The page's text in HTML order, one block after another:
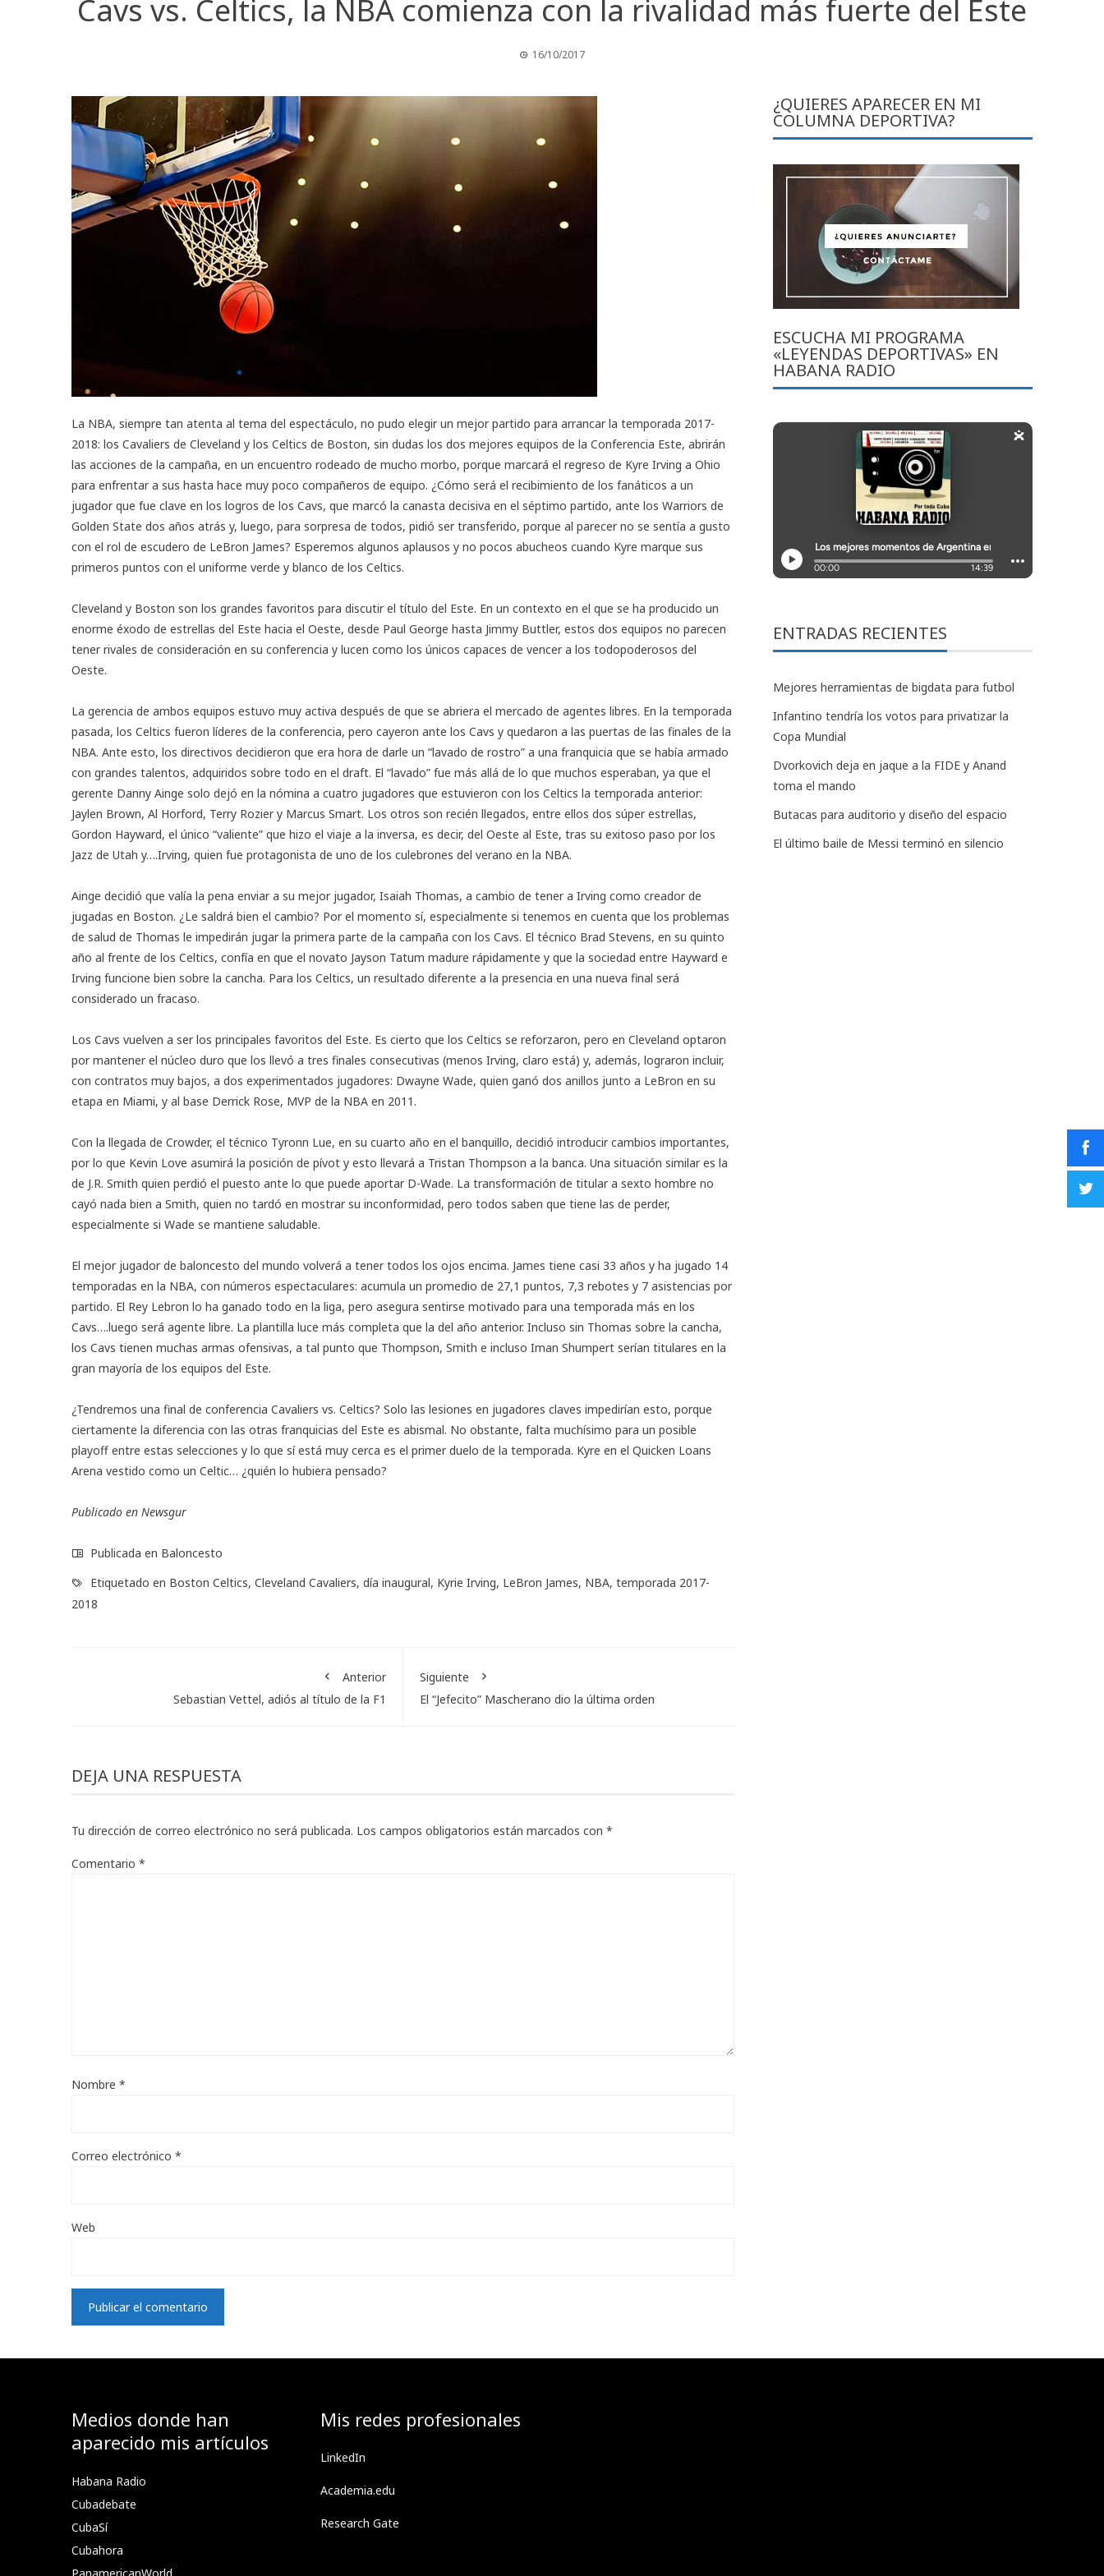
Cavs vs. Celtics, la NBA comienza con la rivalidad más fuerte del Este
16/10/2017
La NBA, siempre tan atenta al tema del espectáculo, no pudo elegir un mejor partido para arrancar la temporada 2017-
2018: los Cavaliers de Cleveland y los Celtics de Boston, sin dudas los dos mejores equipos de la Conferencia Este, abrirán
las acciones de la campaña, en un encuentro rodeado de mucho morbo, porque marcará el regreso de Kyre Irving a Ohio
para enfrentar a sus hasta hace muy poco compañeros de equipo. ¿Cómo será el recibimiento de los fanáticos a un
jugador que fue clave en los logros de los Cavs, que marcó la canasta decisiva en el séptimo partido, ante los Warriors de
Golden State dos años atrás y, luego, para sorpresa de todos, pidió ser transferido, porque al parecer no se sentía a gusto
con el rol de escudero de LeBron James? Esperemos algunos aplausos y no pocos abucheos cuando Kyre marque sus
primeros puntos con el uniforme verde y blanco de los Celtics.
Cleveland y Boston son los grandes favoritos para discutir el título del Este. En un contexto en el que se ha producido un
enorme éxodo de estrellas del Este hacia el Oeste, desde Paul George hasta Jimmy Buttler, estos dos equipos no parecen
tener rivales de consideración en su conferencia y lucen como los únicos capaces de vencer a los todopoderosos del
Oeste.
La gerencia de ambos equipos estuvo muy activa después de que se abriera el mercado de agentes libres. En la temporada
pasada, los Celtics fueron líderes de la conferencia, pero cayeron ante los Cavs y quedaron a las puertas de las finales de la
NBA. Ante esto, los directivos decidieron que era hora de darle un “lavado de rostro” a una franquicia que se había armado
con grandes talentos, adquiridos sobre todo en el draft. El “lavado” fue más allá de lo que muchos esperaban, ya que el
gerente Danny Ainge solo dejó en la nómina a cuatro jugadores que estuvieron con los Celtics la temporada anterior:
Jaylen Brown, Al Horford, Terry Rozier y Marcus Smart. Los otros son recién llegados, entre ellos dos súper estrellas,
Gordon Hayward, el único “valiente” que hizo el viaje a la inversa, es decir, del Oeste al Este, tras su exitoso paso por los
Jazz de Utah y….Irving, quien fue protagonista de uno de los culebrones del verano en la NBA.
Ainge decidió que valía la pena enviar a su mejor jugador, Isaiah Thomas, a cambio de tener a Irving como creador de
jugadas en Boston. ¿Le saldrá bien el cambio? Por el momento sí, especialmente si tenemos en cuenta que los problemas
de salud de Thomas le impedirán jugar la primera parte de la campaña con los Cavs. El técnico Brad Stevens, en su quinto
año al frente de los Celtics, confía en que el novato Jayson Tatum madure rápidamente y que la sociedad entre Hayward e
Irving funcione bien sobre la cancha. Para los Celtics, un resultado diferente a la presencia en una nueva final será
considerado un fracaso.
Los Cavs vuelven a ser los principales favoritos del Este. Es cierto que los Celtics se reforzaron, pero en Cleveland optaron
por mantener el núcleo duro que los llevó a tres finales consecutivas (menos Irving, claro está) y, además, lograron incluir,
con contratos muy bajos, a dos experimentados jugadores: Dwayne Wade, quien ganó dos anillos junto a LeBron en su
etapa en Miami, y al base Derrick Rose, MVP de la NBA en 2011.
Con la llegada de Crowder, el técnico Tyronn Lue, en su cuarto año en el banquillo, decidió introducir cambios importantes,
por lo que Kevin Love asumirá la posición de pívot y esto llevará a Tristan Thompson a la banca. Una situación similar es la
de J.R. Smith quien perdió el puesto ante lo que puede aportar D-Wade. La transformación de titular a sexto hombre no
cayó nada bien a Smith, quien no tardó en mostrar su inconformidad, pero todos saben que tiene las de perder,
especialmente si Wade se mantiene saludable.
El mejor jugador de baloncesto del mundo volverá a tener todos los ojos encima. James tiene casi 33 años y ha jugado 14
temporadas en la NBA, con números espectaculares: acumula un promedio de 27,1 puntos, 7,3 rebotes y 7 asistencias por
partido. El Rey Lebron lo ha ganado todo en la liga, pero asegura sentirse motivado para una temporada más en los
Cavs….luego será agente libre. La plantilla luce más completa que la del año anterior. Incluso sin Thomas sobre la cancha,
los Cavs tienen muchas armas ofensivas, a tal punto que Thompson, Smith e incluso Iman Shumpert serían titulares en la
gran mayoría de los equipos del Este.
¿Tendremos una final de conferencia Cavaliers vs. Celtics? Solo las lesiones en jugadores claves impedirían esto, porque
ciertamente la diferencia con las otras franquicias del Este es abismal. No obstante, falta muchísimo para un posible
playoff entre estas selecciones y lo que sí está muy cerca es el primer duelo de la temporada. Kyre en el Quicken Loans
Arena vestido como un Celtic… ¿quién lo hubiera pensado?
Publicado en Newsgur
Publicada en Baloncesto
Etiquetado en Boston Celtics, Cleveland Cavaliers, día inaugural, Kyrie Irving, LeBron James, NBA, temporada 2017-
2018
Anterior
Sebastian Vettel, adiós al título de la F1
Siguiente
El “Jefecito” Mascherano dio la última orden
DEJA UNA RESPUESTA
Tu dirección de correo electrónico no será publicada. Los campos obligatorios están marcados con *
Comentario *
Nombre *
Correo electrónico *
Web
¿QUIERES APARECER EN MI
COLUMNA DEPORTIVA?
ESCUCHA MI PROGRAMA
«LEYENDAS DEPORTIVAS» EN
HABANA RADIO
ENTRADAS RECIENTES
Mejores herramientas de bigdata para futbol
Infantino tendría los votos para privatizar la
Copa Mundial
Dvorkovich deja en jaque a la FIDE y Anand
toma el mando
Butacas para auditorio y diseño del espacio
El último baile de Messi terminó en silencio
Medios donde han
aparecido mis artículos
Habana Radio
Cubadebate
CubaSí
Cubahora
PanamericanWorld
Mis redes profesionales
LinkedIn
Academia.edu
Research Gate